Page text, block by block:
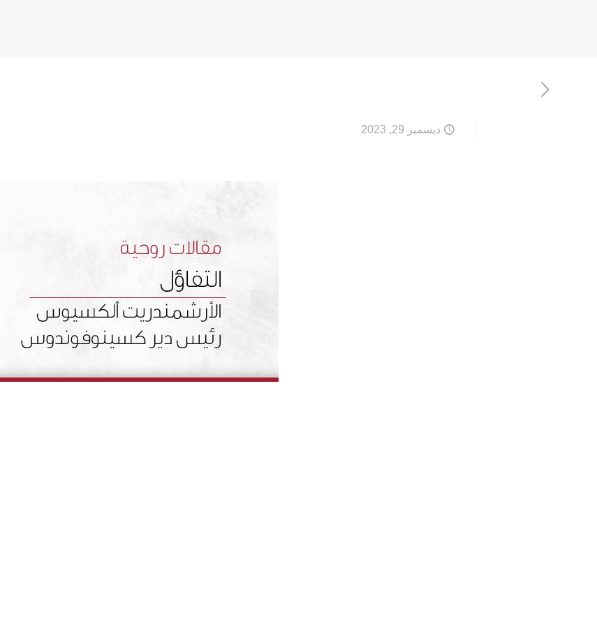
ديسمبر 29, 2023